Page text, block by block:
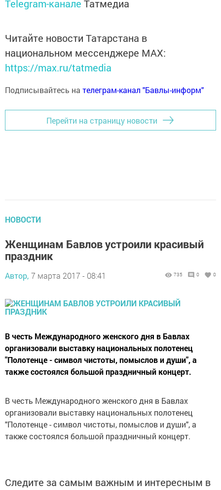
Telegram-канале Татмедиа
Читайте новости Татарстана в
национальном мессенджере MАХ:
https://max.ru/tatmedia
Подписывайтесь на телеграм-канал "Бавлы-информ"
Перейти на страницу новости
НОВОСТИ
Женщинам Бавлов устроили красивый
праздник
Автор, 7 марта 2017 - 08:41 735 0 0
В честь Международного женского дня в Бавлах
организовали выставку национальных полотенец
"Полотенце - символ чистоты, помыслов и души", а
также состоялся большой праздничный концерт.
В честь Международного женского дня в Бавлах
организовали выставку национальных полотенец
"Полотенце - символ чистоты, помыслов и души", а
также состоялся большой праздничный концерт.
Следите за самым важным и интересным в